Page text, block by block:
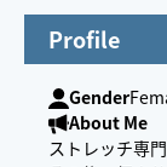
Profile
Gender
About Me
ストレッチ専